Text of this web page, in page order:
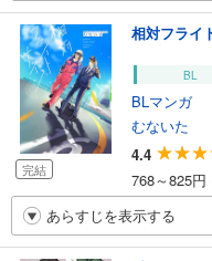
完結
相対フライ
BL
BLマンガ
むないた
4.4
768～825円
あらすじを表示する